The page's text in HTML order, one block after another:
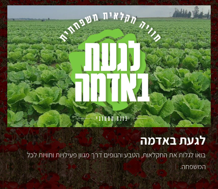
לגעת באדמה
בואו לגלות את החקלאות, הטבע והנופים דרך מגוון פעילויות וחוויות לכל
המשפחה.
ג
ב
כל